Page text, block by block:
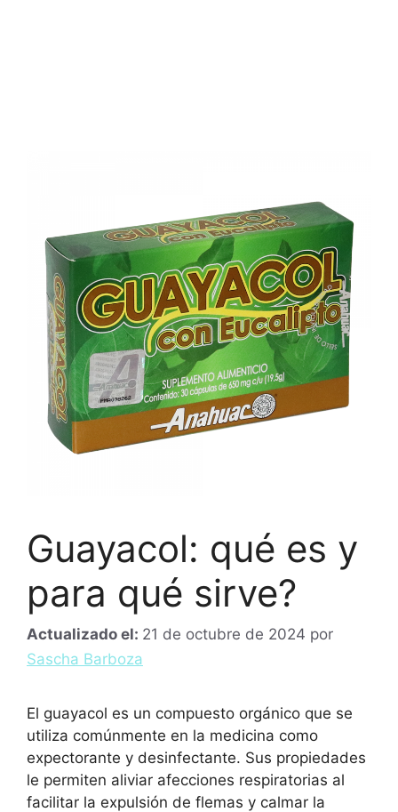
Guayacol: qué es y
para qué sirve?
Actualizado el: 21 de octubre de 2024 por
Sascha Barboza
El guayacol es un compuesto orgánico que se
utiliza comúnmente en la medicina como
expectorante y desinfectante. Sus propiedades
le permiten aliviar afecciones respiratorias al
facilitar la expulsión de flemas y calmar la